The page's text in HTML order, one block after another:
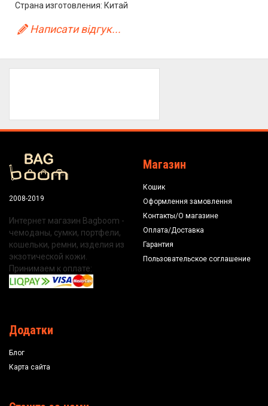
Страна изготовления: Китай
Написати відгук...
2008-2019
Интернет магазин Bagboom -
чемоданы, сумки, портфели,
кошельки, ремни, изделия из
экзотической кожи.
Принимаем к оплате:
Магазин
Кошик
Оформлення замовлення
Контакты/О магазине
Оплата/Доставка
Гарантия
Пользовательское соглашение
Додатки
Блог
Карта сайта